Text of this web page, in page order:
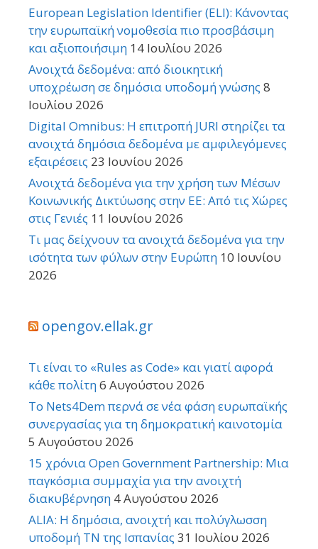
European Legislation Identifier (ELI): Κάνοντας
την ευρωπαϊκή νομοθεσία πιο προσβάσιμη
και αξιοποιήσιμη 14 Ιουλίου 2026
Ανοιχτά δεδομένα: από διοικητική
υποχρέωση σε δημόσια υποδομή γνώσης 8
Ιουλίου 2026
Digital Omnibus: Η επιτροπή JURI στηρίζει τα
ανοιχτά δημόσια δεδομένα με αμφιλεγόμενες
εξαιρέσεις 23 Ιουνίου 2026
Ανοιχτά δεδομένα για την χρήση των Μέσων
Κοινωνικής Δικτύωσης στην ΕΕ: Από τις Χώρες
στις Γενιές 11 Ιουνίου 2026
Τι μας δείχνουν τα ανοιχτά δεδομένα για την
ισότητα των φύλων στην Ευρώπη 10 Ιουνίου
2026
opengov.ellak.gr
Τι είναι το «Rules as Code» και γιατί αφορά
κάθε πολίτη6 Αυγούστου 2026
Το Nets4Dem περνά σε νέα φάση ευρωπαϊκής
συνεργασίας για τη δημοκρατική καινοτομία
5 Αυγούστου 2026
15 χρόνια Open Government Partnership: Μια
παγκόσμια συμμαχία για την ανοιχτή
διακυβέρνηση 4 Αυγούστου 2026
ALIA: Η δημόσια, ανοιχτή και πολύγλωσση
υποδομή ΤΝ της Ισπανίας 31 Ιουλίου 2026